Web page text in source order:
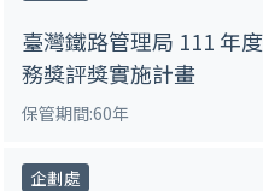
臺灣鐵路管理局 111 年
務獎評獎實施計畫
保管期間:60年
企劃處